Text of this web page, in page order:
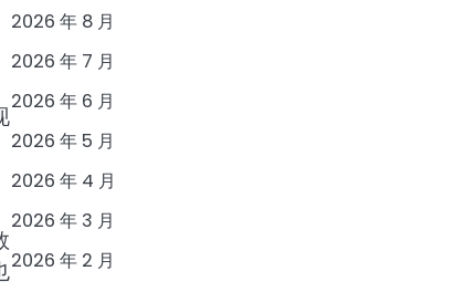
2026 年 8 月
2026 年 7 月
2026 年 6 月
2026 年 5 月
2026 年 4 月
2026 年 3 月
2026 年 2 月